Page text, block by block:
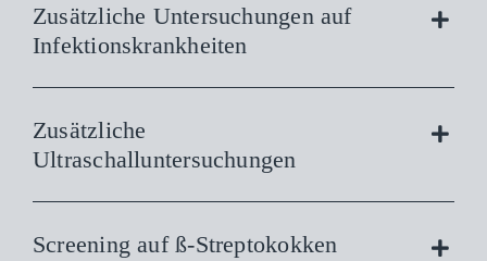
Zusätzliche Untersuchungen auf
Infektionskrankheiten
Zusätzliche
Ultraschalluntersuchungen
Screening auf ß-Streptokokken